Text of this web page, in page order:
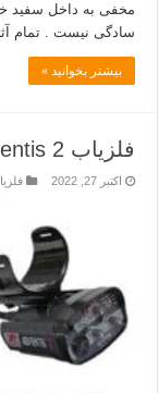
مخفی به داخل سفید
سادگی نیست . تمام
بیشتر بخوانید »
فلزیاب Adventis 2 ساخت XP فرانسه
اکتبر 27, 2022